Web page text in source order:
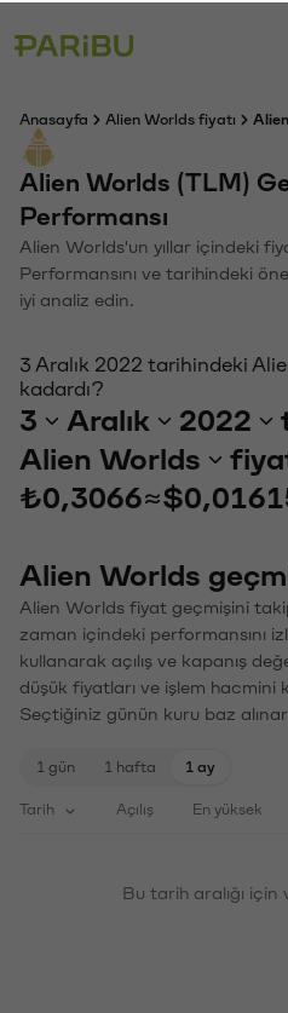
Anasayfa Alien Worlds fiyatı
Alien Worlds (TLM)
Performansı
Alien Worlds'un yıllar içindeki
Performansını ve tarihindeki
iyi analiz edin.
3 Aralık 2022 tarihindeki
kadardı?
3 Aralık 2022
Alien Worlds
₺0,3066≈
Alien Worlds
Alien Worlds fiyat geçmişini
zaman içindeki performansını
kullanarak açılış ve kapanış
düşük fiyatları ve işlem hacmini
Seçtiğiniz günün kuru baz
1 gün 1 hafta 1 ay
Tarih Açılış En yüksek
Bu tarih aralığı için